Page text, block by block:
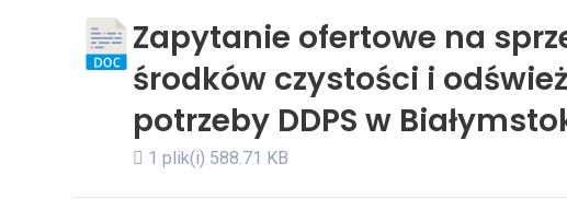
Zapytanie ofertowe na
środków czystości i
potrzeby DDPS w
1 plik(i) 588.71 KB